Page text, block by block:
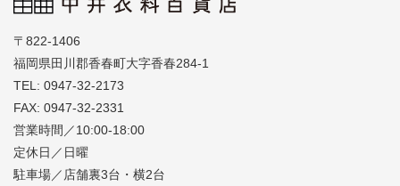
〒822-1406
福岡県田川郡香春町大字香春284-1
TEL: 0947-32-2173
FAX: 0947-32-2331
営業時間／10:00-18:00
定休日／日曜
駐車場／店舗裏3台・横2台